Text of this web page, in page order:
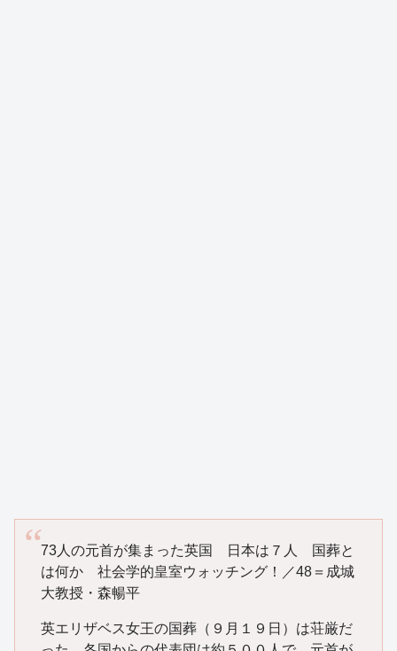
73人の元首が集まった英国 日本は７人 国葬と
は何か 社会学的皇室ウォッチング！／48＝成城
大教授・森暢平
英エリザベス女王の国葬（９月１９日）は荘厳だ